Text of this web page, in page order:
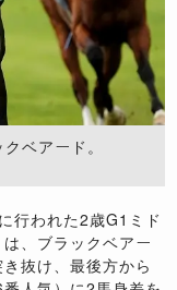
ベアード。
行われた2歳G1ミド
、ブラックベアー
抜け、最後方から